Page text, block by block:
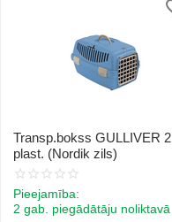
Transp.bokss GULLIVER 2
plast. (Nordik zils)
Pieejamība:
2 gab. piegādātāju noliktavā